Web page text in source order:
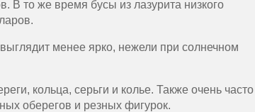
В то же время бусы из лазурита низкого
менее ярко, нежели при солнечном
кольца, серьги и колье. Также очень часто
оберегов и резных фигурок.